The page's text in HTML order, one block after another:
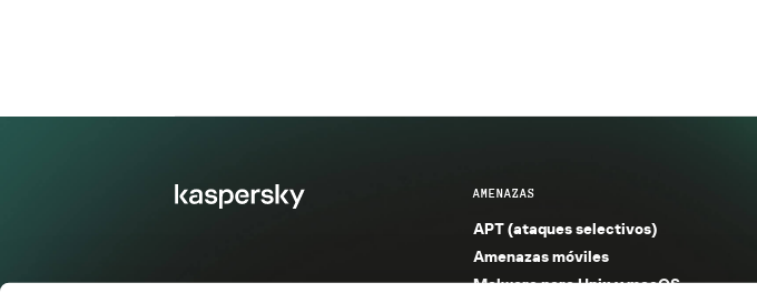
AMENAZAS
APT (ataques selectivos)
Amenazas móviles
Malware para Unix y macOS